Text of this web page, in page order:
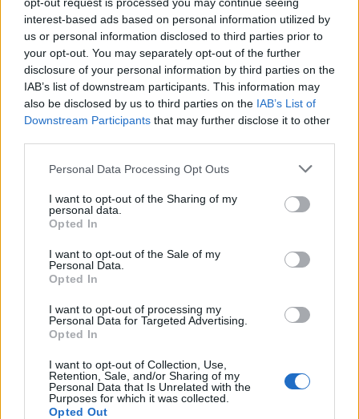
interest-based ads based on personal information utilized by
us or personal information disclosed to third parties prior to
your opt-out. You may separately opt-out of the further
disclosure of your personal information by third parties on the
IAB’s list of downstream participants. This information may
also be disclosed by us to third parties on the IAB’s List of
Downstream Participants that may further disclose it to other
Personal Data Processing Opt Outs
I want to opt-out of the Sharing of my
personal data.
Opted In
I want to opt-out of the Sale of my
Personal Data.
Opted In
I want to opt-out of processing my
Personal Data for Targeted Advertising.
Opted In
I want to opt-out of Collection, Use,
Retention, Sale, and/or Sharing of my
Personal Data that Is Unrelated with the
Purposes for which it was collected.
Opted Out
ανωτέρω σχετικών και σύμφωνα με νεότερες
πληροφορίες που περιήλθαν στην υπηρεσία μας
από ανοιχτές πηγές, οι οργανωμένοι οπαδοί της
ομάδας της ΑΕΚ , απευθύνουν κάλεσμα στους
οπαδούς της ομάδας να συγκεντρωθούν στον
εξωτερικό χώρο — πέταλο – του γηπέδου OPAP
ARENA σήμερα και από τις 19:00 ώρα με
πρόφαση την διανομή εισιτηρίων διαρκείας».